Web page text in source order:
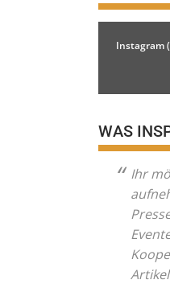
Instagram
WAS
Ihr